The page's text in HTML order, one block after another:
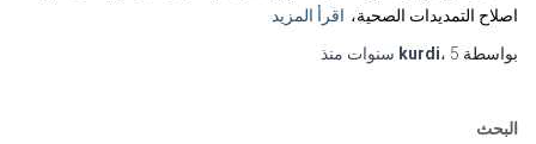
اصلاح التمديدات الصحية، اقرأ المزيد
بواسطة
kurdi، 5 سنوات منذ
البحث